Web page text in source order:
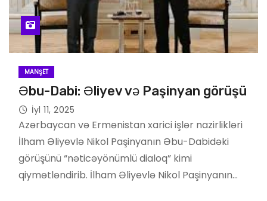
MANŞET
Əbu-Dabi: Əliyev və Paşinyan görüşü
İyl 11, 2025
Azərbaycan və Ermənistan xarici işlər nazirlikləri
İlham Əliyevlə Nikol Paşinyanın Əbu-Dabidəki
görüşünü “nəticəyönümlü dialoq” kimi
qiymətləndirib. İlham Əliyevlə Nikol Paşinyanın…